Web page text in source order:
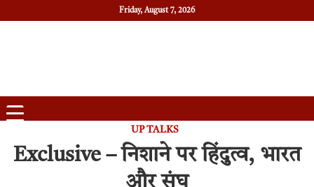
Friday, August 7, 2026
UP TALKS
Exclusive – निशाने पर हिंदुत्व, भारत
और संघ